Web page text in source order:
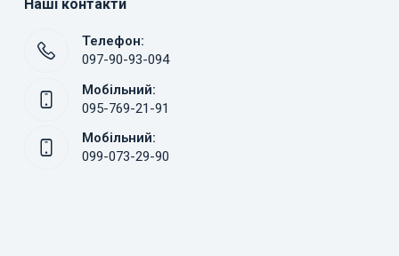
Наші контакти
Телефон:
097-90-93-094
Мобільний:
095-769-21-91
Мобільний:
099-073-29-90